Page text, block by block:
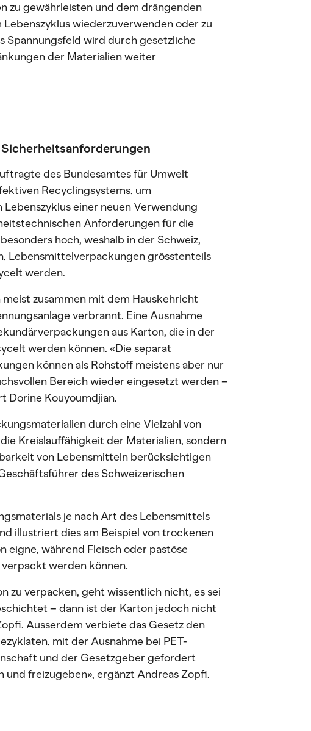
zu gewährleisten und dem drängenden
wiederzuverwenden oder zu
Spannungsfeld wird durch gesetzliche
der Materialien weiter
des Bundesamtes für Umwelt
Recyclingsystems, um
einer neuen Verwendung
Anforderungen für die
hoch, weshalb in der Schweiz,
Lebensmittelverpackungen grösstenteils
werden.
zusammen mit dem Hauskehricht
verbrannt. Eine Ausnahme
aus Karton, die in der
werden können. «Die separat
können als Rohstoff meistens aber nur
Bereich wieder eingesetzt werden –
Dorine Kouyoumdjian.
durch eine Vielzahl von
Kreislauffähigkeit der Materialien, sondern
von Lebensmitteln berücksichtigen
des Schweizerischen
je nach Art des Lebensmittels
illustriert dies am Beispiel von trockenen
eigne, während Fleisch oder pastöse
werden können.
zu verpacken, geht wissentlich nicht, es sei
– dann ist der Karton jedoch nicht
Ausserdem verbiete das Gesetz den
mit der Ausnahme bei PET-
und der Gesetzgeber gefordert
freizugeben», ergänzt Andreas Zopfi.